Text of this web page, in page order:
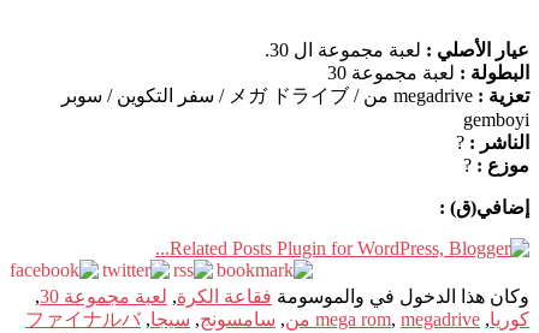
عيار الأصلي : لعبة مجموعة ال 30.
البطولة : لعبة مجموعة 30
تعزية :
megadrive من / メガ ドライブ / سفر التكوين / سوبر
gemboyi
الناشر : ?
موزع : ?
إضافي(ق) :
وكان هذا الدخول في والموسومة فقاعة الكرة, لعبة مجموعة 30
,
كوريا,
mega rom, megadrive من , سامسونج, سيجا,
ファイナルバ